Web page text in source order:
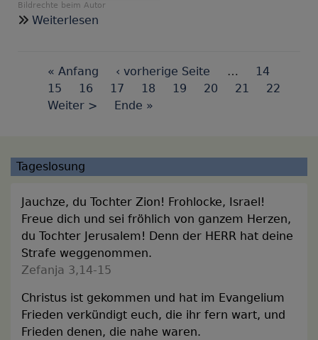
Bildrechte beim Autor
Weiterlesen
Palmsonntag:
der
Liebe
Seitennummerierung
First
page
« Anfang
Vorherige
Seite
‹ vorherige Seite … Seite
14
Seite
15 Seite
16 Seite
17 Seite
18 Seite
19 Seite
20
Aktuelle
21 Seite
22
Nächste
Weiter >
Last
Ende »
Tageslosung
Jauchze, du Tochter Zion! Frohlocke, Israel!
Freue dich und sei fröhlich von ganzem Herzen,
du Tochter Jerusalem! Denn der HERR hat deine
Strafe weggenommen.
Zefanja 3,14-15
Christus ist gekommen und hat im Evangelium
Frieden verkündigt euch, die ihr fern wart, und
Frieden denen, die nahe waren.